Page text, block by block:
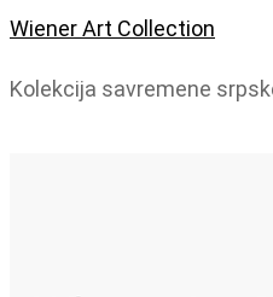
Wiener Art Collection
Kolekcija savremene